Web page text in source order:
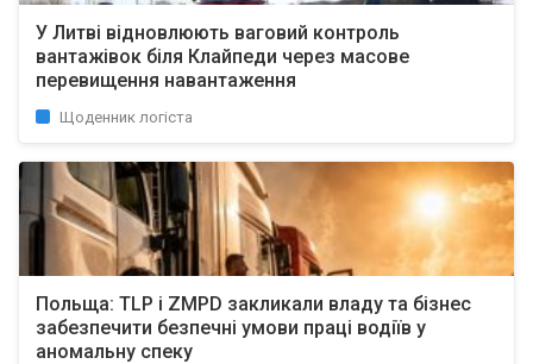
У Литві відновлюють ваговий контроль
вантажівок біля Клайпеди через масове
перевищення навантаження
Щоденник логіста
Польща: TLP і ZMPD закликали владу та бізнес
забезпечити безпечні умови праці водіїв у
аномальну спеку